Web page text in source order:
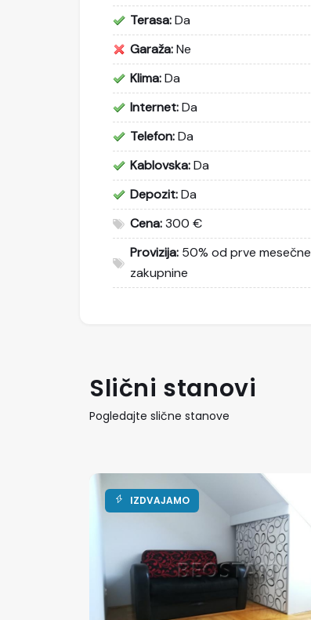
Terasa:Da
Garaža:Ne
Klima:Da
Internet:Da
Telefon:Da
Kablovska:Da
Depozit:Da
Cena:300 €
Provizija: 50% od prve mesečne
zakupnine
Slični stanovi
Pogledajte slične stanove
IZDVAJAMO